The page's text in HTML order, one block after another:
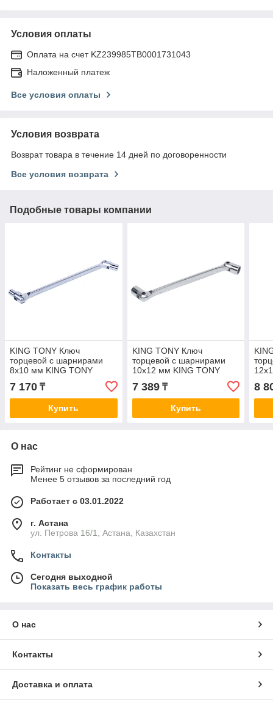
Условия оплаты
Оплата на счет KZ239985TB0001731043
Наложенный платеж
Все условия оплаты
Условия возврата
Возврат товара в течение 14 дней по договоренности
Все условия возврата
Подобные товары компании
KING TONY Ключ
торцевой с шарнирами
8x10 мм KING TONY
7 170 ₸
Купить
KING TONY Ключ
торцевой с шарнирами
10x12 мм KING TONY
7 389₸
Купить
8
О нас
Рейтинг не сформирован
Менее 5 отзывов за последний год
Работает с 03.01.2022
г. Астана
ул. Петрова 16/1, Астана, Казахстан
Контакты
Сегодня выходной
Показать весь график работы
О нас
Контакты
Доставка и оплата